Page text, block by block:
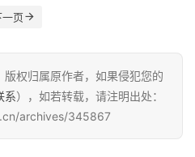
一页
权归属原作者，如果侵犯您的
系），如若转载，请注明出处：
archives/345867